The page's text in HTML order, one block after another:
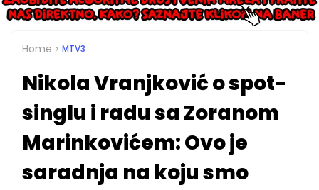
Home MTV3
Nikola Vranjković o spot-
singlu i radu sa Zoranom
Marinkovićem: Ovo je
saradnja na koju smo